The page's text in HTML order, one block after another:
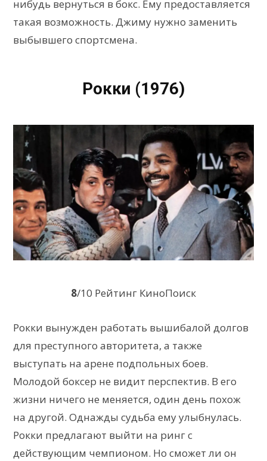
нибудь вернуться в бокс. Ему предоставляется
такая возможность. Джиму нужно заменить
выбывшего спортсмена.
Рокки (1976)
8/10 Рейтинг КиноПоиск
Рокки вынужден работать вышибалой долгов
для преступного авторитета, а также
выступать на арене подпольных боев.
Молодой боксер не видит перспектив. В его
жизни ничего не меняется, один день похож
на другой. Однажды судьба ему улыбнулась.
Рокки предлагают выйти на ринг с
действующим чемпионом. Но сможет ли он